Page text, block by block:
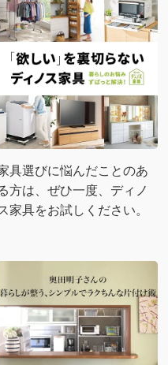
具選びに悩んだことのあ
方は、ぜひ一度、ディノ
家具をお試しください。